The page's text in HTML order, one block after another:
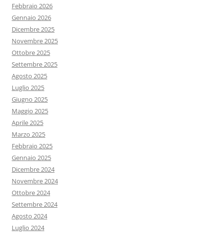
Febbraio 2026
Gennaio 2026
Dicembre 2025
Novembre 2025
Ottobre 2025
Settembre 2025
Agosto 2025
Luglio 2025
Giugno 2025
Maggio 2025
Aprile 2025
Marzo 2025
Febbraio 2025
Gennaio 2025
Dicembre 2024
Novembre 2024
Ottobre 2024
Settembre 2024
Agosto 2024
Luglio 2024